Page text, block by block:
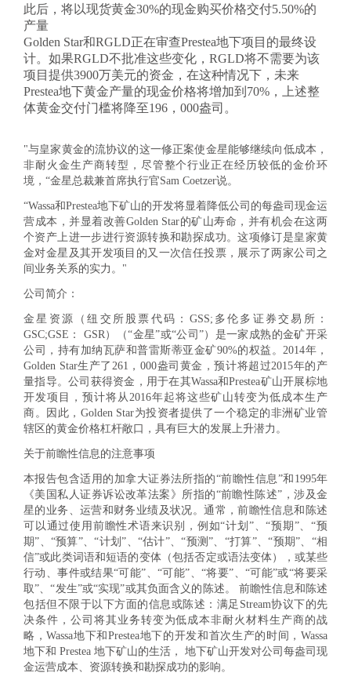
此后，将以现货黄金30%的现金购买价格交付5.50%的
产量
Golden Star和RGLD正在审查Prestea地下项目的最终设
计。如果RGLD不批准这些变化，RGLD将不需要为该
项目提供3900万美元的资金，在这种情况下，未来
Prestea地下黄金产量的现金价格将增加到70%，上述整
体黄金交付门槛将降至196，000盎司。
"与皇家黄金的流协议的这一修正案使金星能够继续向低成本，
非耐火金生产商转型，尽管整个行业正在经历较低的金价环
境，“金星总裁兼首席执行官Sam Coetzer说。
“Wassa和Prestea地下矿山的开发将显着降低公司的每盎司现金运
营成本，并显着改善Golden Star的矿山寿命，并有机会在这两
个资产上进一步进行资源转换和勘探成功。这项修订是皇家黄
金对金星及其开发项目的又一次信任投票，展示了两家公司之
间业务关系的实力。 "
公司简介：
金星资源（纽交所股票代码：GSS;多伦多证券交易所：
GSC;GSE： GSR）（“金星”或“公司”）是一家成熟的金矿开采
公司，持有加纳瓦萨和普雷斯蒂亚金矿90%的权益。2014年，
Golden Star生产了261，000盎司黄金，预计将超过2015年的产
量指导。公司获得资金，用于在其Wassa和Prestea矿山开展棕地
开发项目，预计将从2016年起将这些矿山转变为低成本生产
商。因此，Golden Star为投资者提供了一个稳定的非洲矿业管
辖区的黄金价格杠杆敞口，具有巨大的发展上升潜力。
关于前瞻性信息的注意事项
本报告包含适用的加拿大证券法所指的“前瞻性信息”和1995年
《美国私人证券诉讼改革法案》所指的“前瞻性陈述”，涉及金
星的业务、运营和财务业绩及状况。通常，前瞻性信息和陈述
可以通过使用前瞻性术语来识别，例如“计划”、“预期”、“预
期”、“预算”、“计划”、“估计”、“预测”、“打算”、“预期”、“相
信”或此类词语和短语的变体（包括否定或语法变体），或某些
行动、事件或结果“可能”、“可能”、“将要”、“可能”或“将要采
取”、“发生”或“实现”或其负面含义的陈述。 前瞻性信息和陈述
包括但不限于以下方面的信息或陈述：满足Stream协议下的先
决条件，公司将其业务转变为低成本非耐火材料生产商的战
略，Wassa地下和Prestea地下的开发和首次生产的时间，Wassa
地下和 Prestea 地下矿山的生活， 地下矿山开发对公司每盎司现
金运营成本、资源转换和勘探成功的影响。